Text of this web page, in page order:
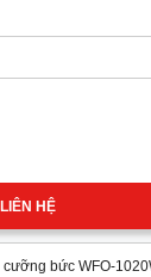
LIÊN HỆ
bức WFO-